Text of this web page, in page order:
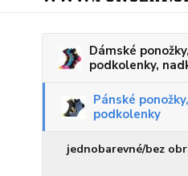
Dámské ponožky,
podkolenky,
Pánské ponožky,
podkolenky
jednobarevné/bez